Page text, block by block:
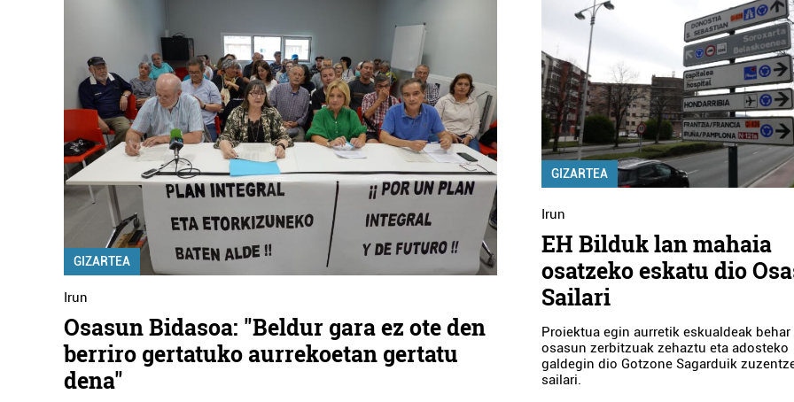
GIZARTEA
Irun
Osasun Bidasoa: "Beldur gara ez ote den
berriro gertatuko aurrekoetan gertatu
dena"
GIZARTEA
Irun
EH Bilduk lan mahaia
osatzeko eskatu dio
Sailari
Proiektua egin aurretik eskualdeak
osasun zerbitzuak zehaztu eta adosteko
galdegin dio Gotzone Sagarduik
sailari.